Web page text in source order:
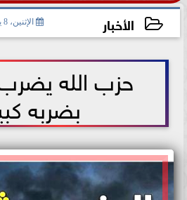
الأخبار الإثنين، 8 يونيو 2026
حزب الله
بضربه